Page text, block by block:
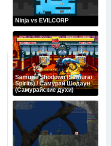
Ninja vs EVILCORP
Samurai Shodown (Samurai
Spirits) / Самурай Шодаун
(Самурайские духи)